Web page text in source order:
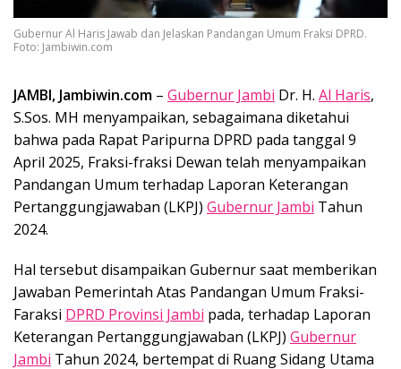
Gubernur Al Haris Jawab dan Jelaskan Pandangan Umum Fraksi DPRD.
Foto: Jambiwin.com
JAMBI, Jambiwin.com – Gubernur Jambi Dr. H. Al Haris,
S.Sos. MH menyampaikan, sebagaimana diketahui
bahwa pada Rapat Paripurna DPRD pada tanggal 9
April 2025, Fraksi-fraksi Dewan telah menyampaikan
Pandangan Umum terhadap Laporan Keterangan
Pertanggungjawaban (LKPJ) Gubernur Jambi Tahun
2024.
Hal tersebut disampaikan Gubernur saat memberikan
Jawaban Pemerintah Atas Pandangan Umum Fraksi-
Faraksi DPRD Provinsi Jambi pada, terhadap Laporan
Keterangan Pertanggungjawaban (LKPJ) Gubernur
Jambi Tahun 2024, bertempat di Ruang Sidang Utama